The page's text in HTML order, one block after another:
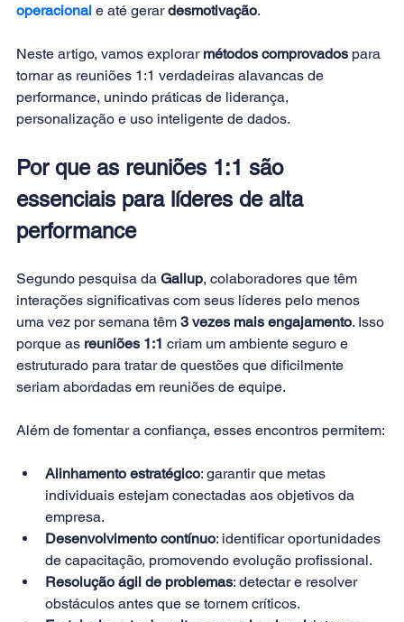
operacional e até gerar desmotivação.
Neste artigo, vamos explorar métodos comprovados para
tornar as reuniões 1:1 verdadeiras alavancas de
performance, unindo práticas de liderança,
personalização e uso inteligente de dados.
Por que as reuniões 1:1 são
essenciais para líderes de alta
performance
Segundo pesquisa da Gallup, colaboradores que têm
interações significativas com seus líderes pelo menos
uma vez por semana têm 3 vezes mais engajamento. Isso
porque as reuniões 1:1 criam um ambiente seguro e
estruturado para tratar de questões que dificilmente
seriam abordadas em reuniões de equipe.
Além de fomentar a confiança, esses encontros permitem:
Alinhamento estratégico: garantir que metas
individuais estejam conectadas aos objetivos da
empresa.
Desenvolvimento contínuo: identificar oportunidades
de capacitação, promovendo evolução profissional.
Resolução ágil de problemas: detectar e resolver
obstáculos antes que se tornem críticos.